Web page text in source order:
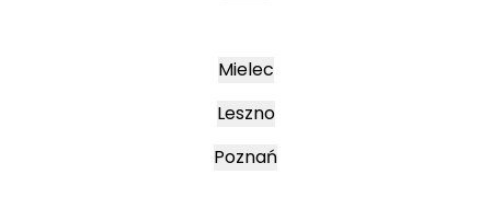
Mielec
Leszno
Poznań